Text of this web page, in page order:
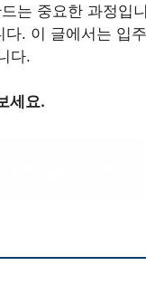
는 중요한 과정입
. 이 글에서는 입
다.
세요.